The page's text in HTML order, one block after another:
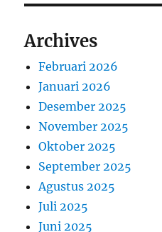
Archives
Februari 2026
Januari 2026
Desember 2025
November 2025
Oktober 2025
September 2025
Agustus 2025
Juli 2025
Juni 2025